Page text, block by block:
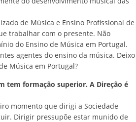
de Música e Ensino Profissional de
trabalhar com o presente. Não
do Ensino de Música em Portugal.
agentes do ensino da música. Deixo
Música em Portugal?
tem formação superior. A Direção é
momento que dirigi a Sociedade
Dirigir pressupõe estar munido de